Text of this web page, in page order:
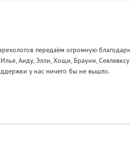
передаём огромную
Аиду, Элли, Хощи, Брауни,
у нас ничего бы не вышло.